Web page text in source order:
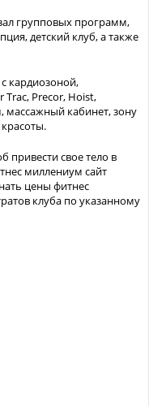
групповых программ,
детский клуб, а также
кардиозоной,
Precor, Hoist,
массажный кабинет, зону
привести свое тело в
миллениум сайт
цены фитнес
клуба по указанному